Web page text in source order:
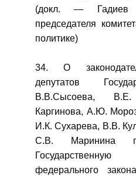
(докл. — Гадиев
председателя
политике)
34. О
депутатов
В.В.Сысоева,
Каргинова, А.Ю.
И.К. Сухарева, В.В.
С.В. Маринина
федерального